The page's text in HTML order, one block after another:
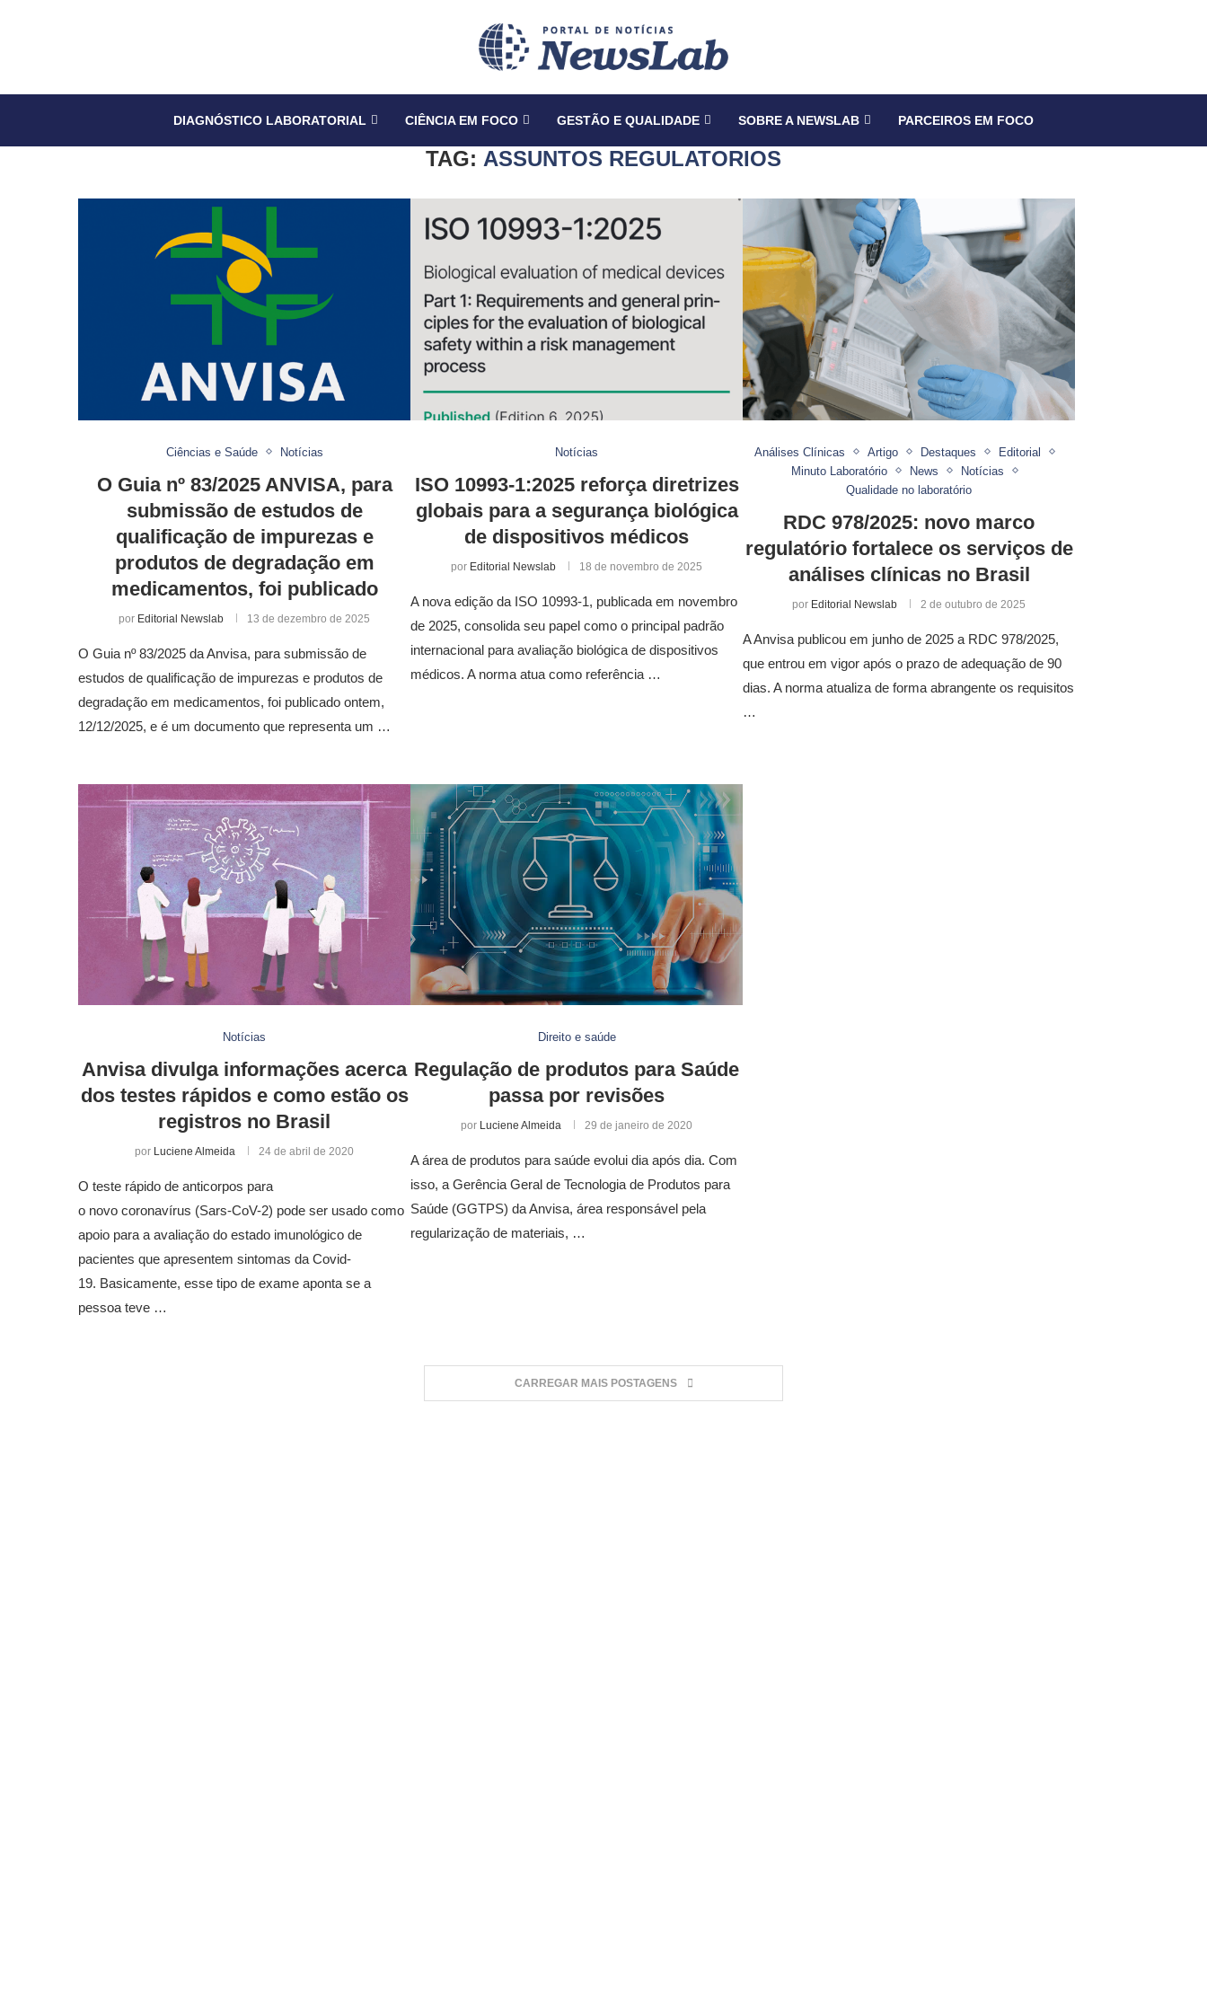
DIAGNÓSTICO LABORATORIAL CIÊNCIA EM FOCO GESTÃO E QUALIDADE SOBRE A NEWSLAB PARCEIROS EM FOCO
TAG: ASSUNTOS REGULATORIOS
Ciências e Saúde Notícias
O Guia nº 83/2025 ANVISA, para
submissão de estudos de
qualificação de impurezas e
produtos de degradação em
medicamentos, foi publicado
por Editorial Newslab 13 de dezembro de 2025
O Guia nº 83/2025 da Anvisa, para submissão de
estudos de qualificação de impurezas e produtos de
degradação em medicamentos, foi publicado ontem,
12/12/2025, e é um documento que representa um …
Notícias
ISO 10993-1:2025 reforça diretrizes
globais para a segurança biológica
de dispositivos médicos
por Editorial Newslab 18 de novembro de 2025
A nova edição da ISO 10993-1, publicada em novembro
de 2025, consolida seu papel como o principal padrão
internacional para avaliação biológica de dispositivos
médicos. A norma atua como referência …
Análises Clínicas Artigo Destaques
Editorial
Minuto Laboratório
News
Notícias
Qualidade no laboratório
RDC 978/2025: novo marco
regulatório fortalece os serviços de
análises clínicas no Brasil
por Editorial Newslab 2 de outubro de 2025
A Anvisa publicou em junho de 2025 a RDC 978/2025,
que entrou em vigor após o prazo de adequação de 90
dias. A norma atualiza de forma abrangente os requisitos
…
Notícias
Anvisa divulga informações acerca
dos testes rápidos e como estão os
registros no Brasil
por Luciene Almeida 24 de abril de 2020
O teste rápido de anticorpos para
o novo coronavírus (Sars-CoV-2) pode ser usado como
apoio para a avaliação do estado imunológico de
pacientes que apresentem sintomas da Covid-
19. Basicamente, esse tipo de exame aponta se a
pessoa teve …
Direito e saúde
Regulação de produtos para Saúde
passa por revisões
por Luciene Almeida 29 de janeiro de 2020
A área de produtos para saúde evolui dia após dia. Com
isso, a Gerência Geral de Tecnologia de Produtos para
Saúde (GGTPS) da Anvisa, área responsável pela
regularização de materiais, …
CARREGAR MAIS POSTAGENS